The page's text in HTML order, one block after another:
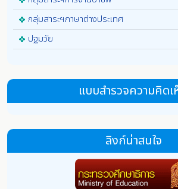
กลุ่มสาระฯภาษาต่างประเทศ
ปฐมวัย
แบบสำรวจความคิดเ
ลิงก์น่าสนใจ